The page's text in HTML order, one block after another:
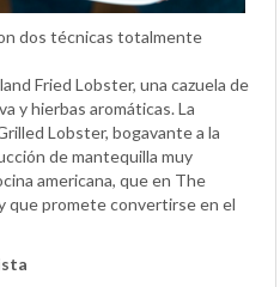
dos técnicas totalmente
Fried Lobster, una cazuela de
y hierbas aromáticas. La
Lobster, bogavante a la
de mantequilla muy
americana, que en The
que promete convertirse en el